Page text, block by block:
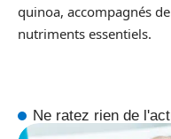
quinoa, accompagnés
nutriments essentiels.
Ne ratez rien de